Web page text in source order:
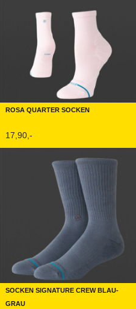
Rosa Quarter Socken
17,90,-
Socken Signature Crew Blau-
Grau